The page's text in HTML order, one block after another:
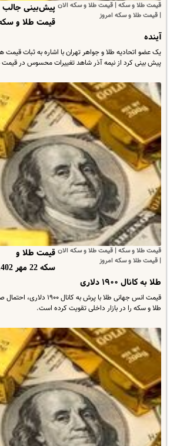
قیمت طلا و سکه | قیمت طلا و سکه الان
| قیمت طلا و سکه امروز
پیش‌بینی جالب
قیمت طلا و
آینده
یک عضو اتحادیه طلا و جواهر تهران با اشاره به ثبات
پیش بینی کرد از نیمه آذر شاهد تغییرات محسوس در قیمت
قیمت طلا و سکه | قیمت طلا و سکه الان
| قیمت طلا و سکه امروز
قیمت طلا و
طلا به کانال ۱۹۰۰ دلاری
قیمت انس جهانی طلا با پرش به
طلا و سکه را در بازار داخلی تقویت کرده است.